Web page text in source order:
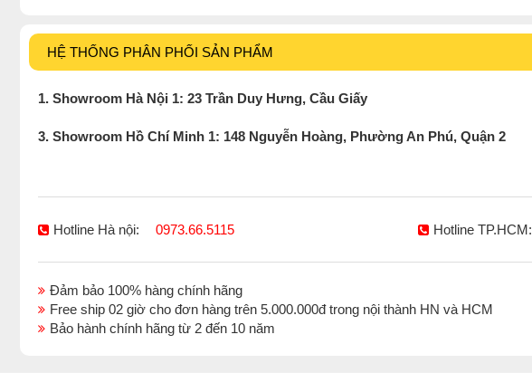
HỆ THỐNG PHÂN PHỐI SẢN PHẨM
1. Showroom Hà Nội 1: 23 Trần Duy Hưng, Cầu Giấy
3. Showroom Hồ Chí Minh 1: 148 Nguyễn Hoàng, Phường An Phú, Quận 2
Hotline Hà nội: 0973.66.5115 Hotline TP.HCM:
Đảm bảo 100% hàng chính hãng
Free ship 02 giờ cho đơn hàng trên 5.000.000đ trong nội thành HN và HCM
Bảo hành chính hãng từ 2 đến 10 năm